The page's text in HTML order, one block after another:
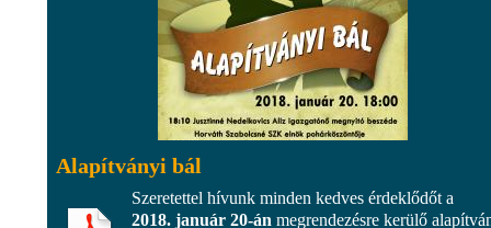
Alapítványi bál
Szeretettel hívunk minden kedves érdeklődőt a
2018. január 20-án megrendezésre kerülő